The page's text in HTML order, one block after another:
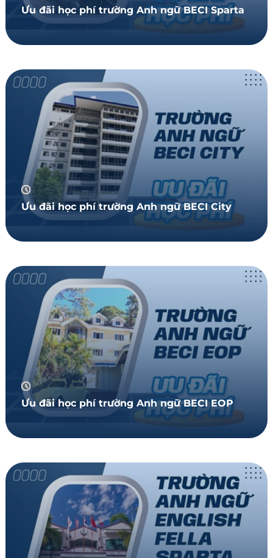
Ưu đãi học phí trường Anh ngữ BECI Sparta
Ưu đãi học phí trường Anh ngữ BECI City
Ưu đãi học phí trường Anh ngữ BECI EOP